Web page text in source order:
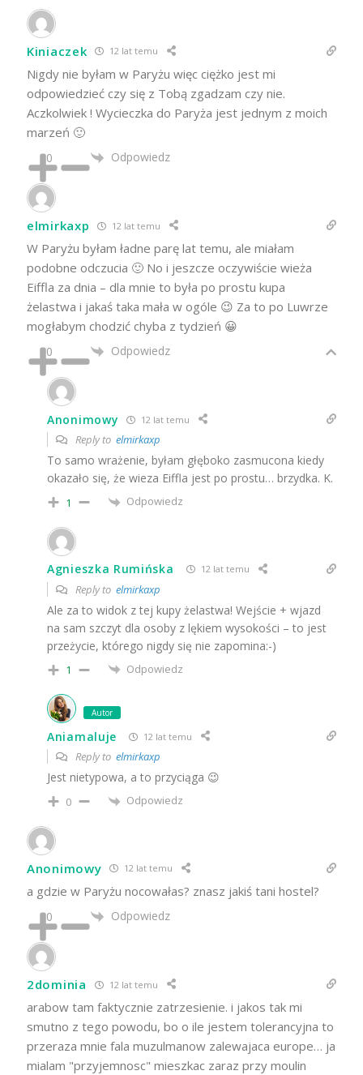
Kiniaczek 12 lat temu
Nigdy nie byłam w Paryżu więc ciężko jest mi
odpowiedzieć czy się z Tobą zgadzam czy nie.
Aczkolwiek ! Wycieczka do Paryża jest jednym z moich
marzeń 🙂
0 Odpowiedz
elmirkaxp 12 lat temu
W Paryżu byłam ładne parę lat temu, ale miałam
podobne odczucia 🙂 No i jeszcze oczywiście wieża
Eiffla za dnia – dla mnie to była po prostu kupa
żelastwa i jakaś taka mała w ogóle 😉 Za to po Luwrze
mogłabym chodzić chyba z tydzień 😀
0 Odpowiedz
Anonimowy 12 lat temu
Reply to elmirkaxp
To samo wrażenie, byłam głęboko zasmucona kiedy
okazało się, że wieza Eiffla jest po prostu… brzydka. K.
1 Odpowiedz
Agnieszka Rumińska 12 lat temu
Reply to elmirkaxp
Ale za to widok z tej kupy żelastwa! Wejście + wjazd
na sam szczyt dla osoby z lękiem wysokości – to jest
przeżycie, którego nigdy się nie zapomina:-)
1 Odpowiedz
Autor
Aniamaluje 12 lat temu
Reply to elmirkaxp
Jest nietypowa, a to przyciąga 😉
0 Odpowiedz
Anonimowy 12 lat temu
a gdzie w Paryżu nocowałas? znasz jakiś tani hostel?
0 Odpowiedz
2dominia 12 lat temu
arabow tam faktycznie zatrzesienie. i jakos tak mi
smutno z tego powodu, bo o ile jestem tolerancyjna to
przeraza mnie fala muzulmanow zalewajaca europe… ja
mialam "przyjemnosc" mieszkac zaraz przy moulin